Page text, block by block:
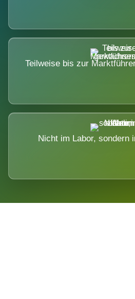
Teilweise bis zur
Nicht im Labor, sondern